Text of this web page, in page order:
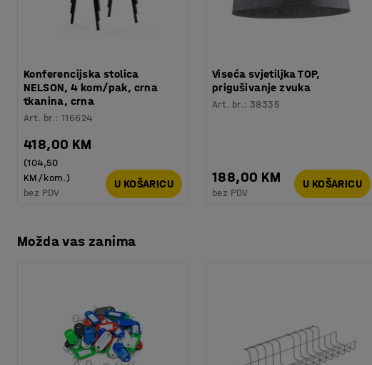
Konferencijska stolica
NELSON, 4 kom/pak, crna
tkanina, crna
Art. br.:116624
418,00 KM
(104,50
KM/kom.)
bez PDV
U KOŠARICU
Viseća svjetiljka TOP,
prigušivanje zvuka
Art. br.:38335
188,00 KM
bez PDV
U KOŠARICU
Možda vas zanima